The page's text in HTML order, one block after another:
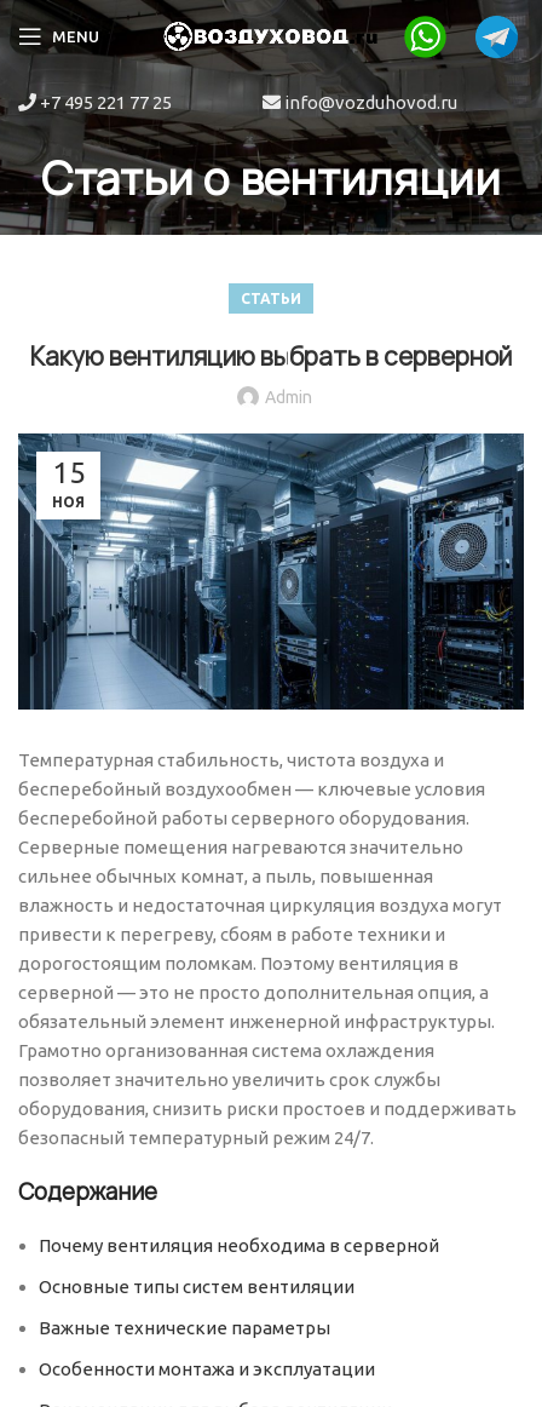
MENU
+7 495 221 77 25 info@vozduhovod.ru
Статьи о вентиляции
СТАТЬИ
Какую вентиляцию выбрать в серверной
Admin
15
НОЯ
Температурная стабильность, чистота воздуха и
бесперебойный воздухообмен — ключевые условия
бесперебойной работы серверного оборудования.
Серверные помещения нагреваются значительно
сильнее обычных комнат, а пыль, повышенная
влажность и недостаточная циркуляция воздуха могут
привести к перегреву, сбоям в работе техники и
дорогостоящим поломкам. Поэтому вентиляция в
серверной — это не просто дополнительная опция, а
обязательный элемент инженерной инфраструктуры.
Грамотно организованная система охлаждения
позволяет значительно увеличить срок службы
оборудования, снизить риски простоев и поддерживать
безопасный температурный режим 24/7.
Содержание
Почему вентиляция необходима в серверной
Основные типы систем вентиляции
Важные технические параметры
Особенности монтажа и эксплуатации